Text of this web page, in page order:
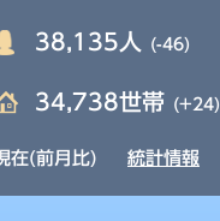
38,135人 (-46)
34,738世帯 (+24)
在(前月比) 統計情報